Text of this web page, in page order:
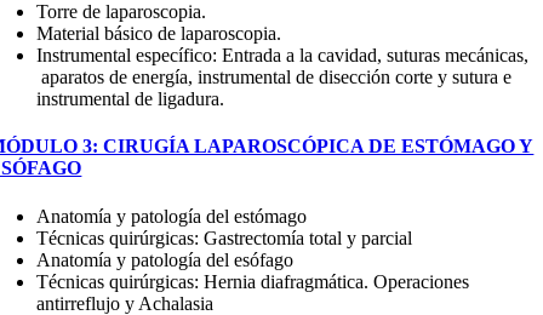
Torre de laparoscopia.
Material básico de laparoscopia.
Instrumental específico: Entrada a la cavidad, suturas mecánicas,
aparatos de energía, instrumental de disección corte y sutura e
instrumental de ligadura.
3: CIRUGÍA LAPAROSCÓPICA DE ESTÓMAGO Y
Anatomía y patología del estómago
Técnicas quirúrgicas: Gastrectomía total y parcial
Anatomía y patología del esófago
Técnicas quirúrgicas: Hernia diafragmática. Operaciones
antirreflujo y Achalasia